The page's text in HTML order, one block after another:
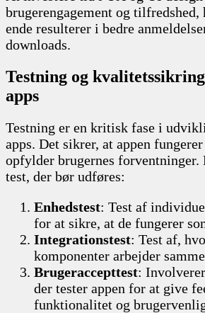
brugerengagement og
ende resulterer i bedre
downloads.
Testning og
apps
Testning er en kritisk fase i
apps. Det sikrer, at appen
opfylder brugernes forventninger.
test, der bør udføres:
Enhedstest: Test af
for at sikre, at de fungerer
Integrationstest: Test af,
komponenter arbejder
Brugeraccepttest:
der tester appen for at give
funktionalitet og